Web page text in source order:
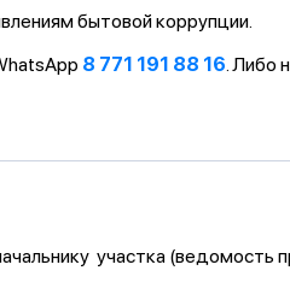
бытовой коррупции.
8 771 191 88 16. Либо
участка (ведомость